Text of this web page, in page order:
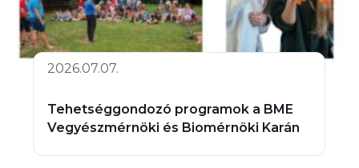
2026.07.07.
Tehetséggondozó programok a BME
Vegyészmérnöki és Biomérnöki Karán